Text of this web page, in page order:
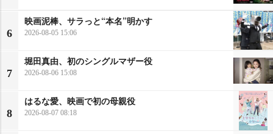
6
映画泥棒、サラっと“本名”明かす
2026-08-05 15:06
7
堀田真由、初のシングルマザー役
2026-08-06 15:08
8
はるな愛、映画で初の母親役
2026-08-07 08:18